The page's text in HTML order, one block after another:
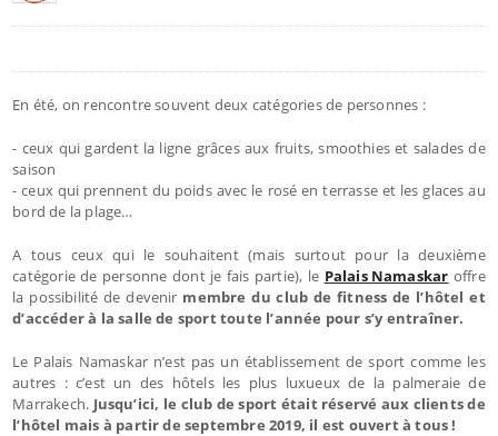
En été, on rencontre souvent deux catégories de personnes :
- ceux qui gardent la ligne grâces aux fruits, smoothies et salades de
saison
- ceux qui prennent du poids avec le rosé en terrasse et les glaces au
bord de la plage…
A tous ceux qui le souhaitent (mais surtout pour la deuxième
catégorie de personne dont je fais partie), le Palais Namaskar offre
la possibilité de devenir membre du club de fitness de l’hôtel et
d’accéder à la salle de sport toute l’année pour s’y entraîner.
Le Palais Namaskar n’est pas un établissement de sport comme les
autres : c’est un des hôtels les plus luxueux de la palmeraie de
Marrakech. Jusqu’ici, le club de sport était réservé aux clients de
l’hôtel mais à partir de septembre 2019, il est ouvert à tous !